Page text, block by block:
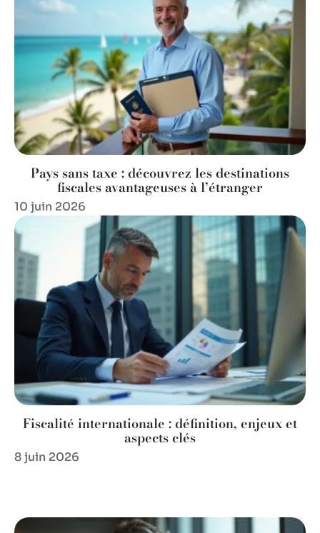
Pays sans taxe : découvrez les destinations
fiscales avantageuses à l’étranger
10 juin 2026
Fiscalité internationale : définition, enjeux et
aspects clés
8 juin 2026